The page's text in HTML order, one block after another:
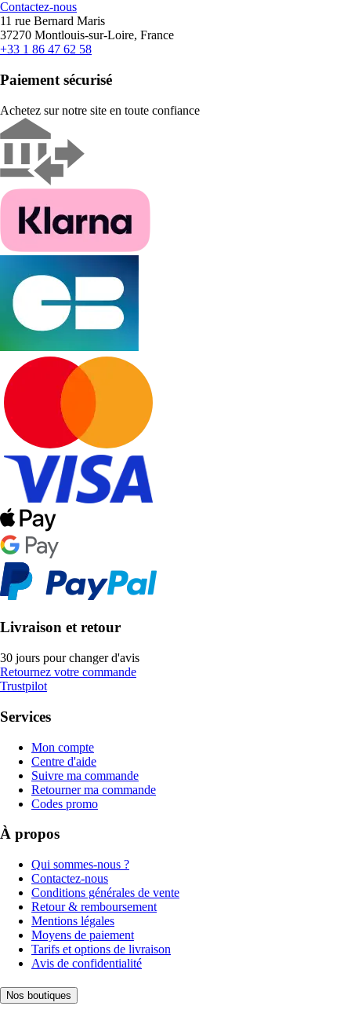
Contactez-nous
11 rue Bernard Maris
37270 Montlouis-sur-Loire, France
+33 1 86 47 62 58
Paiement sécurisé
Achetez sur notre site en toute confiance
Livraison et retour
30 jours pour changer d'avis
Retournez votre commande
Trustpilot
Services
Mon compte
Centre d'aide
Suivre ma commande
Retourner ma commande
Codes promo
À propos
Qui sommes-nous ?
Contactez-nous
Conditions générales de vente
Retour & remboursement
Mentions légales
Moyens de paiement
Tarifs et options de livraison
Avis de confidentialité
Nos boutiques